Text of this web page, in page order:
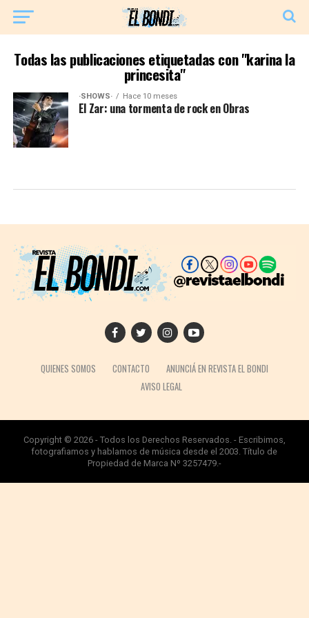
Todas las publicaciones etiquetadas con "karina la
princesita"
·SHOWS· Hace 10 meses
El Zar: una tormenta de rock en Obras
QUIENES SOMOS CONTACTO
ANUNCIÁ EN REVISTA EL BONDI
AVISO LEGAL
Copyright © 2026 - Todos los Derechos Reservados. - Escribimos,
fotografiamos y hablamos de música desde el 2003. Título de
Propiedad de Marca Nº 3257479.-